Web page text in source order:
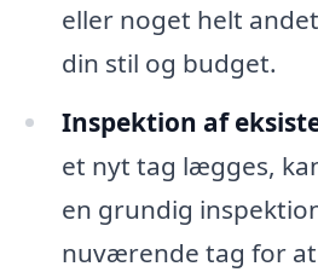
eller noget helt
din stil og budget.
Inspektion af
et nyt tag lægges,
en grundig
nuværende tag for